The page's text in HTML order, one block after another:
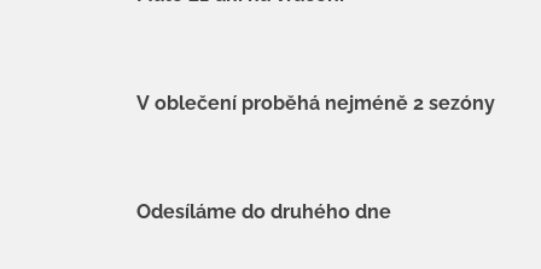
V oblečení proběhá nejméně 2 sezóny
Odesíláme do druhého dne